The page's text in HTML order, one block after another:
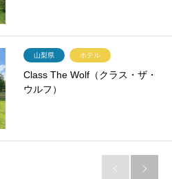
山梨県 ホテル
Class The Wolf（クラス・ザ・
ウルフ）
 